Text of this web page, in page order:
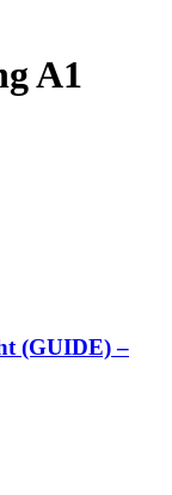
A1
(GUIDE) –